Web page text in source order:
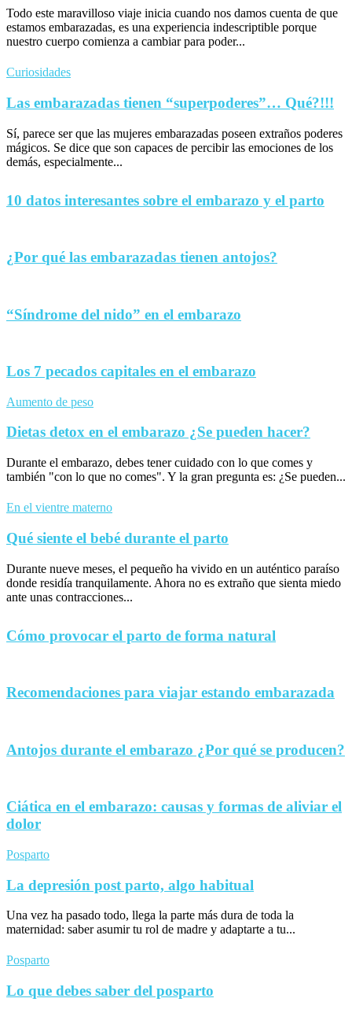
Todo este maravilloso viaje inicia cuando nos damos cuenta de que
estamos embarazadas, es una experiencia indescriptible porque
nuestro cuerpo comienza a cambiar para poder...
Curiosidades
Las embarazadas tienen “superpoderes”… Qué?!!!
Sí, parece ser que las mujeres embarazadas poseen extraños poderes
mágicos. Se dice que son capaces de percibir las emociones de los
demás, especialmente...
10 datos interesantes sobre el embarazo y el parto
¿Por qué las embarazadas tienen antojos?
“Síndrome del nido” en el embarazo
Los 7 pecados capitales en el embarazo
Aumento de peso
Dietas detox en el embarazo ¿Se pueden hacer?
Durante el embarazo, debes tener cuidado con lo que comes y
también "con lo que no comes". Y la gran pregunta es: ¿Se pueden...
En el vientre materno
Qué siente el bebé durante el parto
Durante nueve meses, el pequeño ha vivido en un auténtico paraíso
donde residía tranquilamente. Ahora no es extraño que sienta miedo
ante unas contracciones...
Cómo provocar el parto de forma natural
Recomendaciones para viajar estando embarazada
Antojos durante el embarazo ¿Por qué se producen?
Ciática en el embarazo: causas y formas de aliviar el
dolor
Posparto
La depresión post parto, algo habitual
Una vez ha pasado todo, llega la parte más dura de toda la
maternidad: saber asumir tu rol de madre y adaptarte a tu...
Posparto
Lo que debes saber del posparto